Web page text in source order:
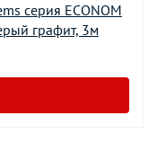
серия ECONOM
графит, 3м